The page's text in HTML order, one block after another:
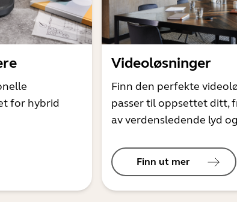
for hybrid
Videoløsninger
Finn den perfekte
passer til oppsettet ditt,
av verdensledende lyd
Finn ut mer